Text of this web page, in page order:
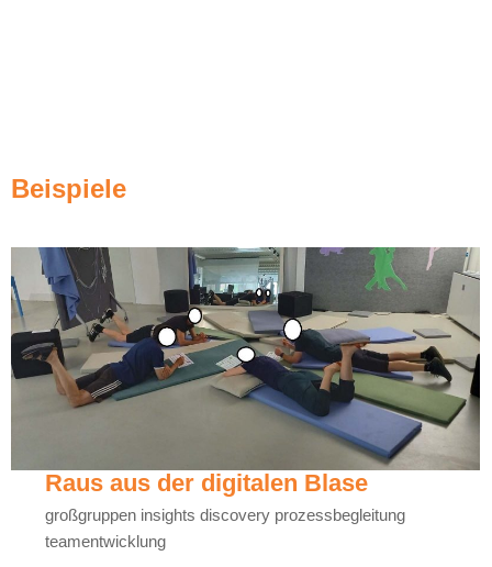
Beispiele
Raus aus der digitalen Blase
großgruppen insights discovery prozessbegleitung
teamentwicklung